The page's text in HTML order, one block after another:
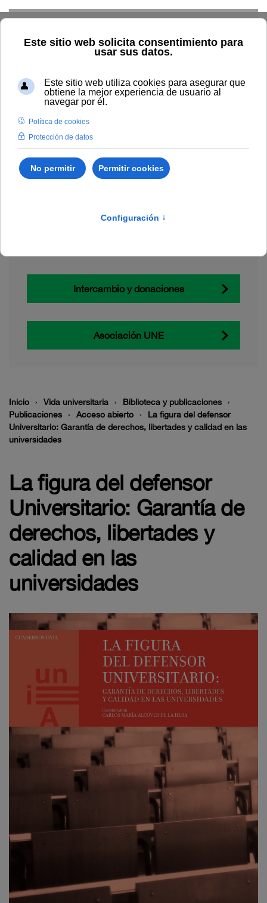
Explorar el catálogo
Dónde comprar
Intercambio y donaciones
Asociación UNE
Inicio Vida universitaria
Biblioteca y publicaciones
Publicaciones
Acceso abierto
La figura del defensor
Universitario: Garantía de derechos, libertades y calidad en las
universidades
La figura del defensor
Universitario: Garantía de
derechos, libertades y
calidad en las
universidades